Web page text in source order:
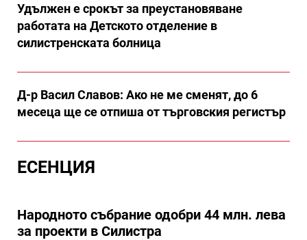
Удължен е срокът за преустановяване
работата на Детското отделение в
силистренската болница
Д-р Васил Славов: Ако не ме сменят, до 6
месеца ще се отпиша от търговския регистър
ЕСЕНЦИЯ
Народното събрание одобри 44 млн. лева
за проекти в Силистра